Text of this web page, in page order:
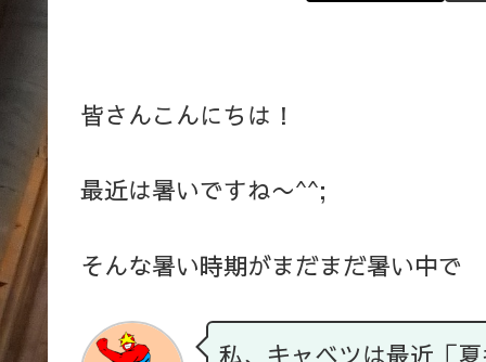
皆さんこんにちは！
最近は暑いですね〜^^;
そんな暑い時期がまだまだ暑い中で
私、キャベツは最近「